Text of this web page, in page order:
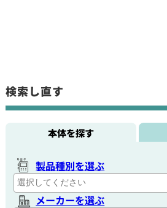
検索し直す
本体を探す
製品種別を選ぶ
メーカーを選ぶ